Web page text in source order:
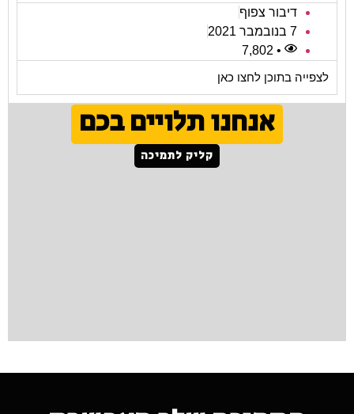
דיבור צפוף
7 בנובמבר 2021
• 7,802
לצפייה בתוכן לחצו כאן
אנחנו תלויים בכם
קליק לתמיכה